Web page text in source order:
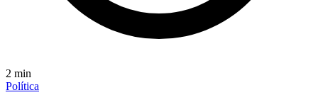
2 min
Política